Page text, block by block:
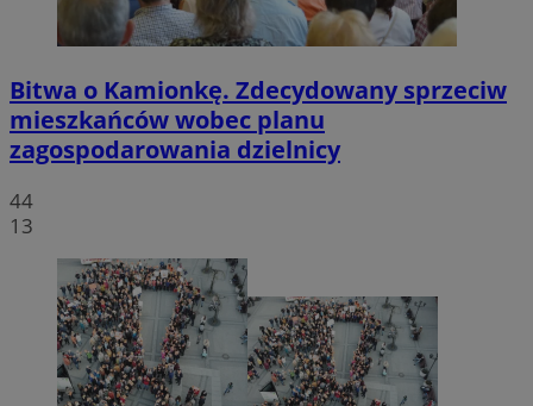
Bitwa o Kamionkę. Zdecydowany sprzeciw
mieszkańców wobec planu
zagospodarowania dzielnicy
44
13